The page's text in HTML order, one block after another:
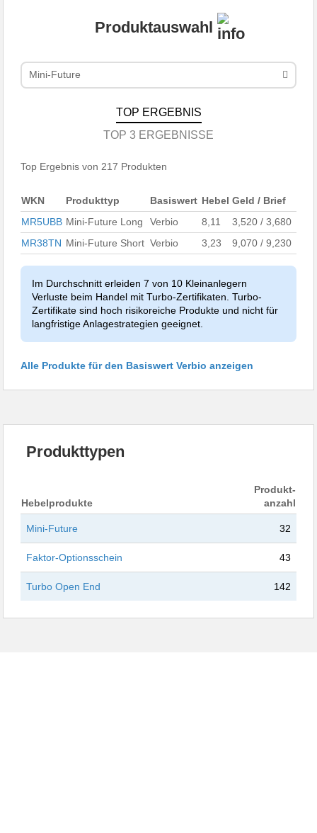
Produktauswahl
Mini-Future
TOP ERGEBNIS
TOP 3 ERGEBNISSE
Top Ergebnis von 217 Produkten
WKN Produkttyp Basiswert Hebel Geld / Brief
MR5UBB Mini-Future Long Verbio 8,11
3,520 / 3,680
MR38TN Mini-Future Short Verbio 3,23 9,070 / 9,230
Im Durchschnitt erleiden 7 von 10 Kleinanlegern
Verluste beim Handel mit Turbo-Zertifikaten. Turbo-
Zertifikate sind hoch risikoreiche Produkte und nicht für
langfristige Anlagestrategien geeignet.
Alle Produkte für den Basiswert Verbio anzeigen
Produkttypen
Hebelprodukte
Produkt-
anzahl
Mini-Future 32
Faktor-Optionsschein 43
Turbo Open End 142